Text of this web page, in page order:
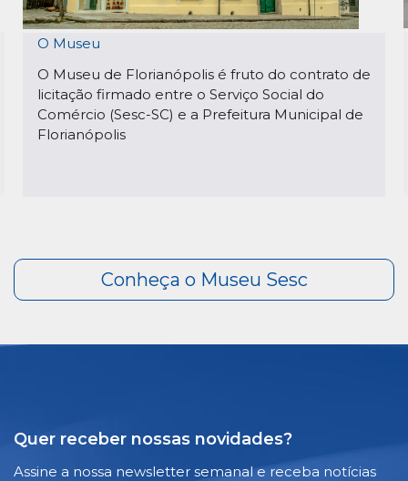
O Museu
O Museu de Florianópolis é fruto do contrato de
licitação firmado entre o Serviço Social do
Comércio (Sesc-SC) e a Prefeitura Municipal de
Florianópolis
Quer receber nossas novidades?
Assine a nossa newsletter semanal e receba notícias